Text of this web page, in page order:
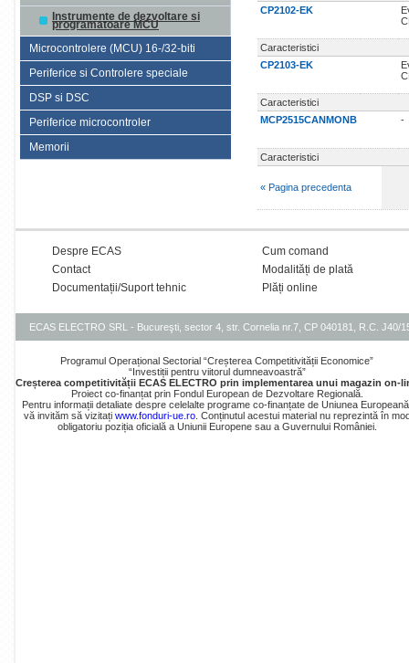
Instrumente de dezvoltare si
programatoare MCU
Microcontrolere (MCU) 16-/32-biti
Periferice si Controlere speciale
DSP si DSC
Periferice microcontroler
Memorii
CP2102-EK
Caracteristici
CP2103-EK
Caracteristici
MCP2515CANMONB
-
Caracteristici
« Pagina precedenta
Despre ECAS
Contact
Documentații/Suport tehnic
Cum comand
Modalități de plată
Plăți online
ECAS ELECTRO SRL - Bucureşti, sector 4, str. Cornelia nr.7, CP 040181, R.C. J40/
Programul Operațional Sectorial “Creșterea Competitivității Economice”
“Investiții pentru viitorul dumneavoastră”
Creșterea competitivității ECAS ELECTRO prin implementarea unui magazin on-
Proiect co-finanțat prin Fondul European de Dezvoltare Regională.
Pentru informații detaliate despre celelalte programe co-finanțate de Uniunea
vă invităm să vizitați www.fonduri-ue.ro. Conținutul acestui material nu reprezintă în
obligatoriu poziția oficială a Uniunii Europene sau a Guvernului României.